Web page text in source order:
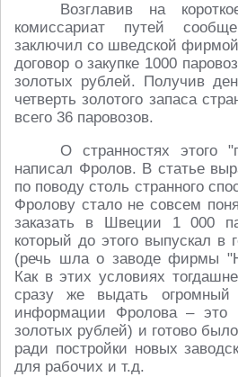
Возглавив на
комиссариат путей
заключил со шведской
договор о закупке 1000
золотых рублей. Получив
четверть золотого запаса
всего 36 паровозов.
О странностях этого
написал Фролов. В статье
по поводу столь странного
Фролову стало не совсем
заказать в Швеции 1 000
который до этого выпускал в
(речь шла о заводе фирмы
Как в этих условиях
сразу же выдать
информации Фролова – это
золотых рублей) и готово
ради постройки новых
для рабочих и т.д.